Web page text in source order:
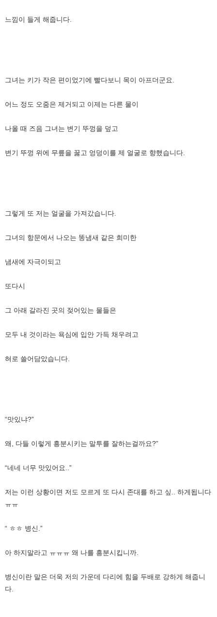
느낌이 들게 해줍니다.
그녀는 키가 작은 편이었기에 빨다보니 목이 아프더군요.
어느 정도 오줌은 제거되고 이제는 다른 물이
나올 때 즈음 그녀는 변기 뚜껑을 덮고
변기 뚜껑 위에 무릎을 꿇고 엉덩이를 제 얼굴로 향했습니다.
그렇게 또 저는 얼굴을 가져갔습니다.
그녀의 항문에서 나오는 똥냄새 같은 희미한
냄새에 자극이되고
또다시
그 아래 갈라진 곳의 젖어있는 물들은
모두 내 것이라는 욕심에 입안 가득 채우려고
혀로 쓸어담았습니다.
“맛있냐?”
왜, 다들 이렇게 흥분시키는 말투를 잘하는걸까요?”
“네네 너무 맛있어요..”
저는 이런 상황이면 저도 모르게 또 다시 존대를 하고 싶.. 하게됩니다
ㅠㅠ
“ ㅎㅎ 병신.”
아 하지말라고 ㅠㅠㅠ 왜 나를 흥분시킵니까.
병신이란 말은 더욱 저의 가운데 다리에 힘을 두배로 강하게 해줍니
다.